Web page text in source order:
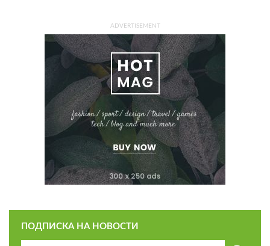
ADVERTISEMENT
ПОДПИСКА НА НОВОСТИ